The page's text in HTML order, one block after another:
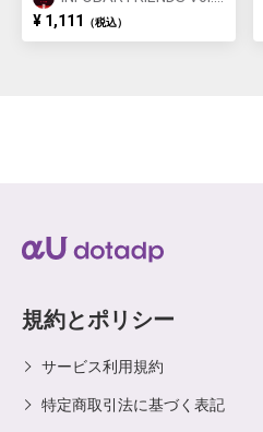
NISHIKIGOI ①
¥ 1,111 （税込）
規約とポリシー
サービス利用規約
特定商取引法に基づく表記